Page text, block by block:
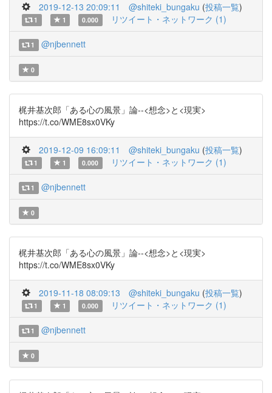
2019-12-13 20:09:11 @shiteki_bungaku (投稿一覧)
1 1 0.000 リツイート・ネットワーク (1)
1 @njbennett
0
梶井基次郎「ある心の風景」論--<想念>と<現実>
https://t.co/WME8sx0VKy
2019-12-09 16:09:11 @shiteki_bungaku (投稿一覧)
1 1 0.000 リツイート・ネットワーク (1)
1 @njbennett
0
梶井基次郎「ある心の風景」論--<想念>と<現実>
https://t.co/WME8sx0VKy
2019-11-18 08:09:13 @shiteki_bungaku (投稿一覧)
1 1 0.000 リツイート・ネットワーク (1)
1 @njbennett
0